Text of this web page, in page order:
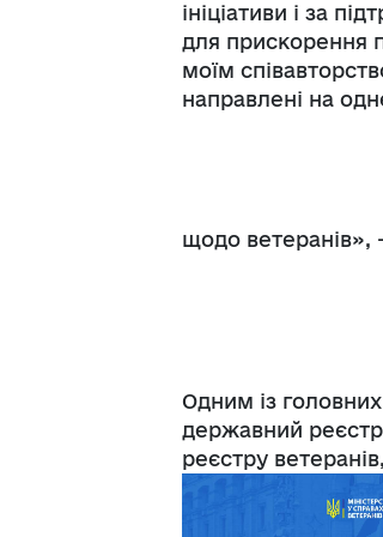
ініціативи і за
для прискорення
моїм
направлені на
щодо ветеранів»,
Одним із
державний
реєстру